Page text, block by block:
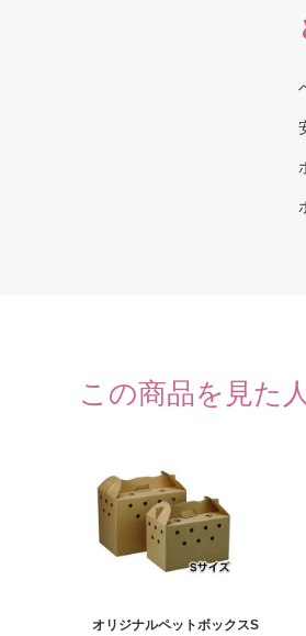
この商品を見た
オリジナルペットボックスS